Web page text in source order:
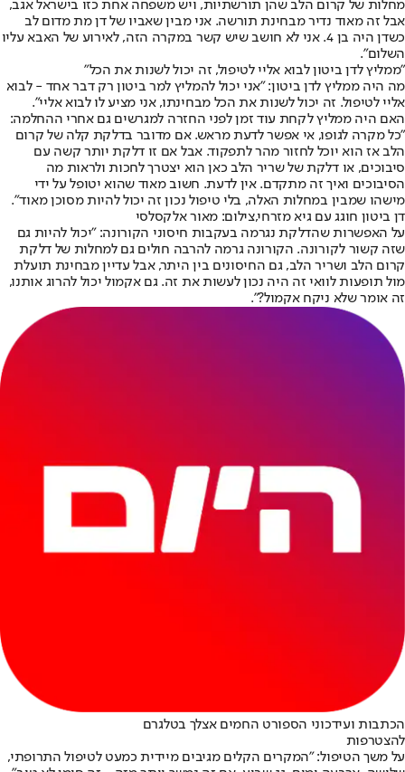
מחלות של קרום הלב שהן תורשתיות, ויש משפחה אחת כזו בישראל אגב,
אבל זה מאוד נדיר מבחינת תורשה. אני מבין שאביו של דן מת מדום לב
כשדן היה בן 4. אני לא חושב שיש קשר במקרה הזה, לאירוע של האבא עליו
השלום".
"ממליץ לדן ביטון לבוא אליי לטיפול, זה יכול לשנות את הכל"
מה היה ממליץ לדן ביטון: "אני יכול להמליץ למר ביטון רק דבר אחד - לבוא
אליי לטיפול. זה יכול לשנות את הכל מבחינתו, אני מציע לו לבוא אליי".
האם היה ממליץ לקחת עוד זמן לפני החזרה למגרשים גם אחרי ההחלמה:
"כל מקרה לגופו, אי אפשר לדעת מראש. אם מדובר בדלקת קלה של קרום
הלב אז הוא יוכל לחזור מהר לתפקוד. אבל אם זו דלקת יותר קשה עם
סיבוכים, או דלקת של שריר הלב כאן הוא יצטרך לחכות ולראות מה
הסיבוכים ואיך זה מתקדם. אין לדעת. חשוב מאוד שהוא יטופל על ידי
מישהו שמבין במחלות האלה, בלי טיפול נכון זה יכול להיות מסוכן מאוד".
דן ביטון חוגג עם גיא מזרחי,צילום: מאור אלקסלסי
על האפשרות שהדלקת נגרמה בעקבות חיסוני הקורונה: "יכול להיות גם
שזה קשור לקורונה. הקורונה גרמה להרבה חולים גם למחלות של דלקת
קרום הלב ושריר הלב, גם החיסונים בין היתר, אבל עדיין מבחינת תועלת
מול תופעות לוואי זה היה נכון לעשות את זה. גם אקמול יכול להרוג אותנו,
זה אומר שלא ניקח אקמול?".
הכתבות ועידכוני הספורט החמים אצלך בטלגרם
להצטרפות
על משך הטיפול: "המקרים הקלים מגיבים מיידית כמעט לטיפול התרופתי,